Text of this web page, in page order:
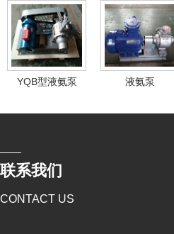
YQB型液氨泵 液氨泵
联系我们
CONTACT US